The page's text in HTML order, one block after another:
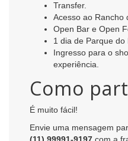
Transfer.
Acesso ao Rancho
Open Bar e Open
1 dia de Parque do
Ingresso para o
experiência.
Como
É muito fácil!
Envie uma mensagem